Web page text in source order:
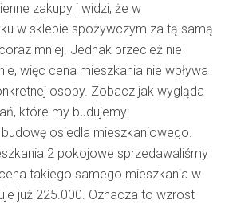
zakupy i widzi, że w
w sklepie spożywczym za tą samą
mniej. Jednak przecież nie
więc cena mieszkania nie wpływa
osoby. Zobacz jak wygląda
które my budujemy:
osiedla mieszkaniowego.
2 pokojowe sprzedawaliśmy
takiego samego mieszkania w
już 225.000. Oznacza to wzrost